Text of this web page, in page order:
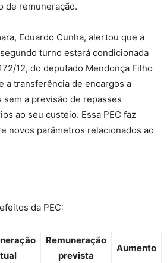
de remuneração.
Eduardo Cunha, alertou que a
turno estará condicionada
12, do deputado Mendonça Filho
a transferência de encargos a
a previsão de repasses
ao seu custeio. Essa PEC faz
novos parâmetros relacionados ao
da PEC:
Remuneração
prevista
Aumento